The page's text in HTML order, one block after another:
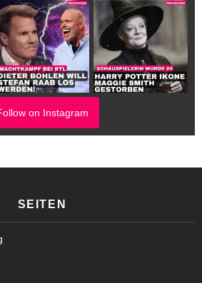
on Instagram
SEITEN